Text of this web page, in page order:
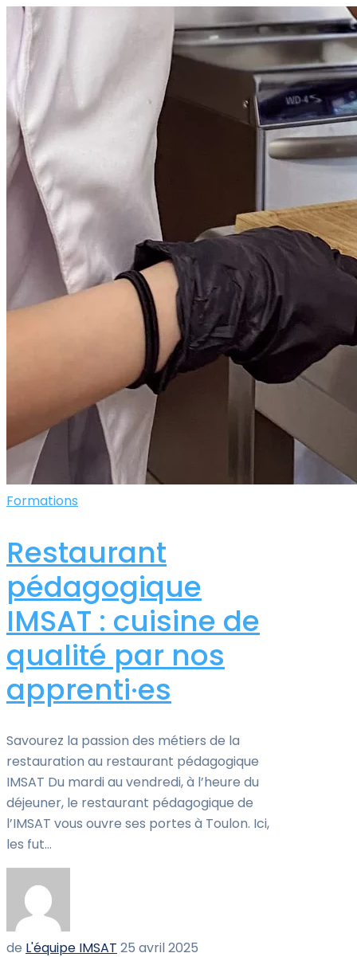
Formations
Restaurant
pédagogique
IMSAT : cuisine de
qualité par nos
apprenti·es
Savourez la passion des métiers de la
restauration au restaurant pédagogique
IMSAT Du mardi au vendredi, à l’heure du
déjeuner, le restaurant pédagogique de
l’IMSAT vous ouvre ses portes à Toulon. Ici,
les fut...
de L'équipe IMSAT 25 avril 2025